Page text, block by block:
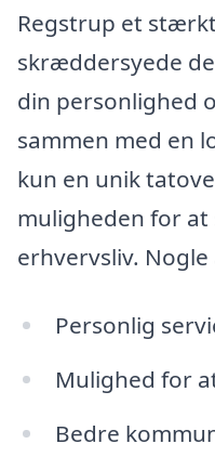
Regstrup et
skræddersyede
din personlighed
sammen med en
kun en unik
muligheden for
erhvervsliv.
Personlig
Mulighed for
Bedre